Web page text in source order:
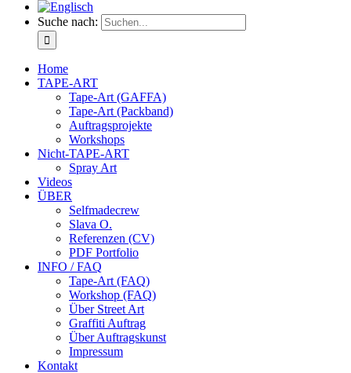
Suche nach:
Home
TAPE-ART
Tape-Art (GAFFA)
Tape-Art (Packband)
Auftragsprojekte
Workshops
Nicht-TAPE-ART
Spray Art
Videos
ÜBER
Selfmadecrew
Slava O.
Referenzen (CV)
PDF Portfolio
INFO / FAQ
Tape-Art (FAQ)
Workshop (FAQ)
Über Street Art
Graffiti Auftrag
Über Auftragskunst
Impressum
Kontakt